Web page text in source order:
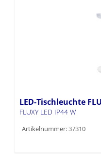
LED-Tischleuchte
FLUXY LED IP44 W
Artikelnummer: 37310